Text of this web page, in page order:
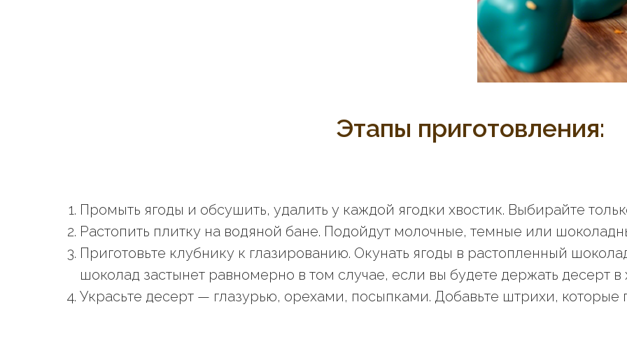
Этапы приготовления:
Промыть ягоды и обсушить, удалить у каждой ягодки хвостик. Выбирайте
Растопить плитку на водяной бане. Подойдут молочные, темные или
Приготовьте клубнику к глазированию. Окунать ягоды в растопленный
шоколад застынет равномерно в том случае, если вы будете держать десерт в
Украсьте десерт — глазурью, орехами, посыпками. Добавьте штрихи, которые